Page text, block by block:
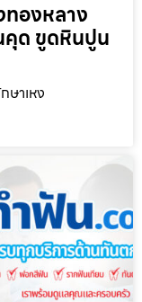
องหลาง
คุด ขูดหินปูน
าเหง